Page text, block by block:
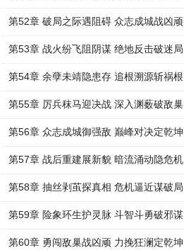
第52章 破局之际遇阻碍 众志成城战凶顽
第53章 战火纷飞阻阴谋 绝地反击破迷局
第54章 余孽未靖隐患存 追根溯源斩祸根
第55章 厉兵秣马迎决战 深入渊薮破敌巢
第56章 众志成城御强敌 巅峰对决定乾坤
第57章 战后重建展新貌 暗流涌动隐危机
第58章 抽丝剥茧探真相 危机逼近谋破局
第59章 险象环生护灵脉 斗智斗勇破邪谋
第60章 勇闯敌巢战凶顽 力挽狂澜定乾坤